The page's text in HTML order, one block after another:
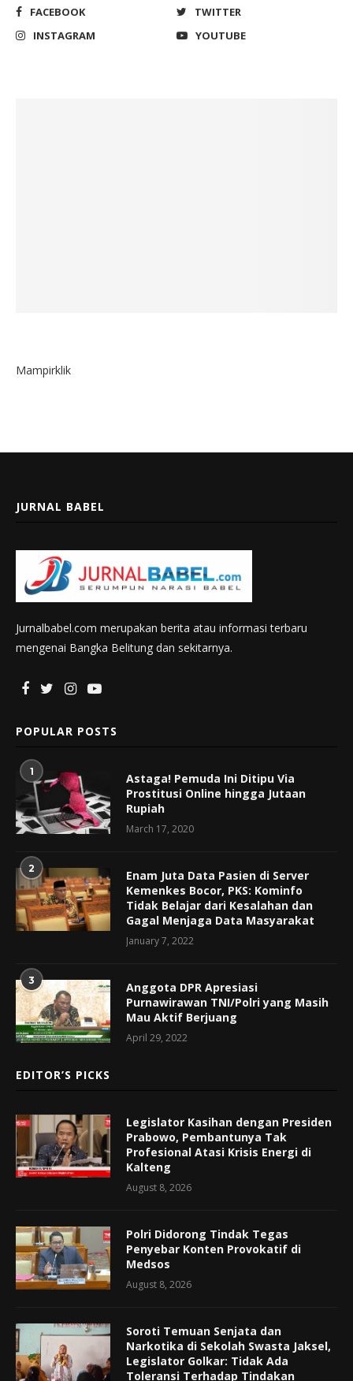
FACEBOOK
TWITTER
INSTAGRAM
YOUTUBE
Mampirklik
JURNAL BABEL
Jurnalbabel.com merupakan berita atau informasi terbaru
mengenai Bangka Belitung dan sekitarnya.
POPULAR POSTS
1
Astaga! Pemuda Ini Ditipu Via
Prostitusi Online hingga Jutaan
Rupiah
March 17, 2020
2
Enam Juta Data Pasien di Server
Kemenkes Bocor, PKS: Kominfo
Tidak Belajar dari Kesalahan dan
Gagal Menjaga Data Masyarakat
January 7, 2022
3
Anggota DPR Apresiasi
Purnawirawan TNI/Polri yang Masih
Mau Aktif Berjuang
April 29, 2022
EDITOR’S PICKS
Legislator Kasihan dengan Presiden
Prabowo, Pembantunya Tak
Profesional Atasi Krisis Energi di
Kalteng
August 8, 2026
Polri Didorong Tindak Tegas
Penyebar Konten Provokatif di
Medsos
August 8, 2026
Soroti Temuan Senjata dan
Narkotika di Sekolah Swasta Jaksel,
Legislator Golkar: Tidak Ada
Toleransi Terhadap Tindakan